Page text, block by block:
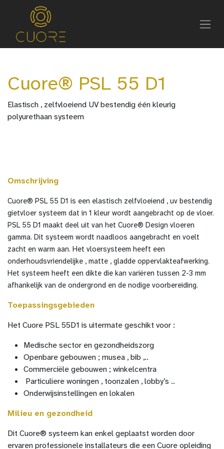
Cuore® PSL 55 D1
Elastisch , zelfvloeiend UV bestendig één kleurig
polyurethaan systeem
Omschrijving
Cuore® PSL 55 D1 is een elastisch zelfvloeiend , uv bestendig
gietvloer systeem dat in 1 kleur wordt aangebracht op de vloer.
PSL 55 D1 maakt deel uit van het Cuore® Design vloeren
gamma. Dit systeem wordt naadloos aangebracht en voelt
zacht en warm aan. Het vloersysteem heeft een
onderhoudsvriendelijke , matte , gladde oppervlakteafwerking.
Het systeem heeft een dikte die kan variëren tussen 2-3 mm
afhankelijk van de ondergrond en de nodige voorbereiding.
Toepassingsgebieden
Het Cuore PSL 55D1 is uitermate geschikt voor :
Medische sector en gezondheidszorg
Openbare gebouwen ; musea , bib ,..
Commerciële gebouwen ; winkelcentra
Particuliere woningen , toonzalen , lobby’s ..
Onderwijsinstellingen en lokalen
Milieu en gezondheid
Dit Cuore® systeem kan enkel geplaatst worden door
ervaren professionele installateurs die een Cuore opleiding